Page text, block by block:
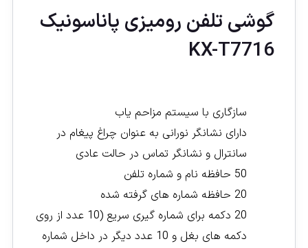
گوشی تلفن رومیزی پاناسونیک
KX-T7716
سازگاری با سیستم مزاحم یاب
دارای نشانگر نورانی به عنوان چراغ پیغام در
سانترال و نشانگر تماس در حالت عادی
50 حافظه نام و شماره تلفن
20 حافظه شماره های گرفته شده
20 دکمه برای شماره گیری سریع (10 عدد از روی
دکمه های بغل و 10 عدد دیگر در داخل شماره